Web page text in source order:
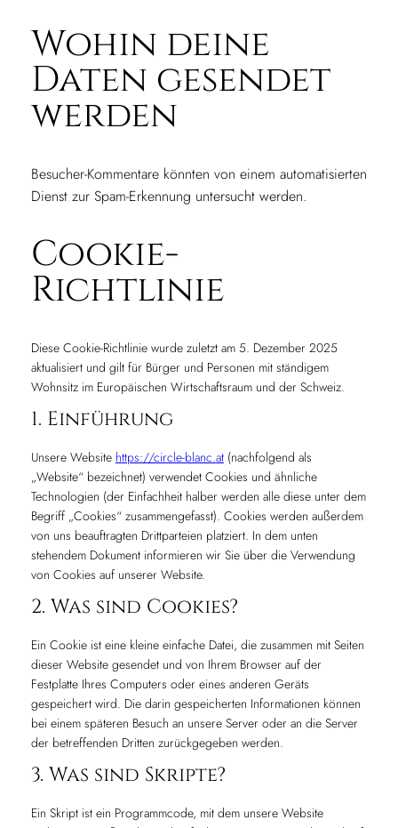
Wohin deine
Daten gesendet
werden
Besucher-Kommentare könnten von einem automatisierten
Dienst zur Spam-Erkennung untersucht werden.
Cookie-
Richtlinie
Diese Cookie-Richtlinie wurde zuletzt am 5. Dezember 2025
aktualisiert und gilt für Bürger und Personen mit ständigem
Wohnsitz im Europäischen Wirtschaftsraum und der Schweiz.
1. Einführung
Unsere Website https://circle-blanc.at(nachfolgend als
„Website“ bezeichnet) verwendet Cookies und ähnliche
Technologien (der Einfachheit halber werden alle diese unter dem
Begriff „Cookies“ zusammengefasst). Cookies werden außerdem
von uns beauftragten Drittparteien platziert. In dem unten
stehendem Dokument informieren wir Sie über die Verwendung
von Cookies auf unserer Website.
2. Was sind Cookies?
Ein Cookie ist eine kleine einfache Datei, die zusammen mit Seiten
dieser Website gesendet und von Ihrem Browser auf der
Festplatte Ihres Computers oder eines anderen Geräts
gespeichert wird. Die darin gespeicherten Informationen können
bei einem späteren Besuch an unsere Server oder an die Server
der betreffenden Dritten zurückgegeben werden.
3. Was sind Skripte?
Ein Skript ist ein Programmcode, mit dem unsere Website